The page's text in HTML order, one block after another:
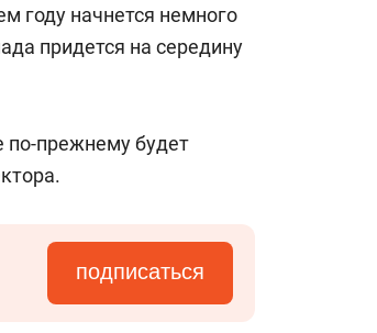
году начнется немного
придется на середину
по-прежнему будет
подписаться
Face
Опыт выживания в дикой
состоянием как основа
антихрупких команд